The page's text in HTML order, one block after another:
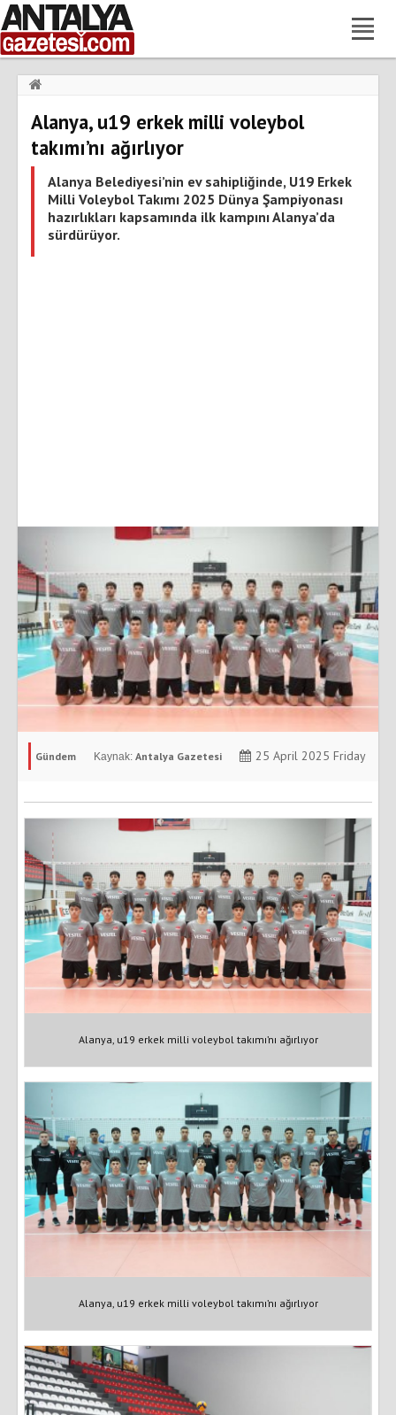
Alanya, u19 erkek milli voleybol takımı’nı ağırlıyor
Alanya, u19 erkek milli voleybol
takımı’nı ağırlıyor
Alanya Belediyesi’nin ev sahipliğinde, U19 Erkek
Milli Voleybol Takımı 2025 Dünya Şampiyonası
hazırlıkları kapsamında ilk kampını Alanya’da
sürdürüyor.
Gündem Antalya Gazetesi 25 April 2025 Friday
Alanya, u19 erkek milli voleybol takımı’nı ağırlıyor
Alanya, u19 erkek milli voleybol takımı’nı ağırlıyor